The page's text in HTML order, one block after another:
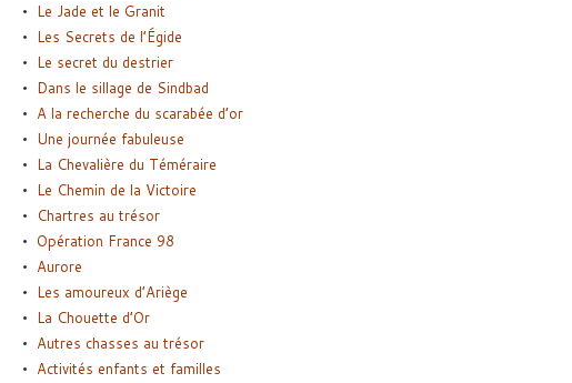
Le Jade et le Granit
Les Secrets de l’Égide
Le secret du destrier
Dans le sillage de Sindbad
A la recherche du scarabée d’or
Une journée fabuleuse
La Chevalière du Téméraire
Le Chemin de la Victoire
Chartres au trésor
Opération France 98
Aurore
Les amoureux d’Ariège
La Chouette d’Or
Autres chasses au trésor
Activités enfants et familles